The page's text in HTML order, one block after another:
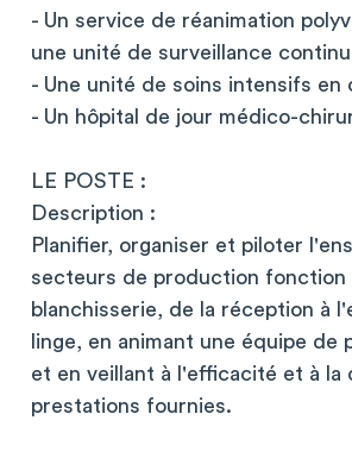
- Un service de réanimation
une unité de surveillance
- Une unité de soins intensifs en
- Un hôpital de jour médico-
LE POSTE :
Description :
Planifier, organiser et piloter
secteurs de production fonction
blanchisserie, de la réception à
linge, en animant une équipe de
et en veillant à l'efficacité et à la
prestations fournies.